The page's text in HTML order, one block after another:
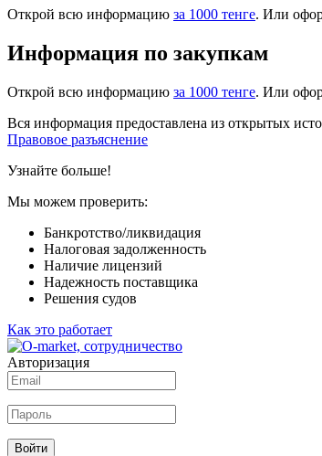
Открой всю информацию за 1000 тенге. Или
Информация по закупкам
Открой всю информацию за 1000 тенге. Или
Вся информация предоставлена из открытых
Правовое разъяснение
Узнайте больше!
Мы можем проверить:
Банкротство/ликвидация
Налоговая задолженность
Наличие лицензий
Надежность поставщика
Решения судов
Как это работает
Авторизация
Войти